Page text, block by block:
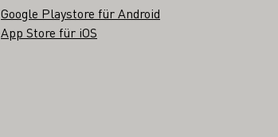
Google Playstore für Android
App Store für iOS